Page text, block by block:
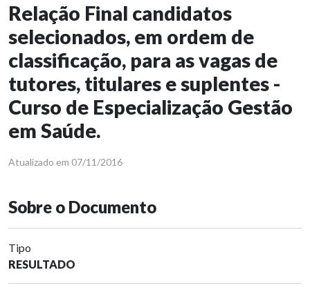
Relação Final candidatos
selecionados, em ordem de
classificação, para as vagas de
tutores, titulares e suplentes -
Curso de Especialização Gestão
em Saúde.
Atualizado em 07/11/2016
Sobre o Documento
Tipo
RESULTADO